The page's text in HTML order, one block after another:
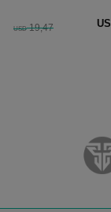
USD 19,47